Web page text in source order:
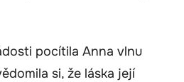
pocítila Anna vlnu
si, že láska její